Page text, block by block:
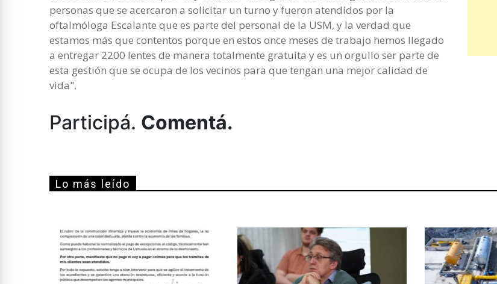
personas que se acercaron a solicitar un turno y fueron atendidos por la
oftalmóloga Escalante que es parte del personal de la USM, y la verdad que
estamos más que contentos porque en estos once meses de trabajo hemos llegado
a entregar 2200 lentes de manera totalmente gratuita y es un orgullo ser parte de
esta gestión que se ocupa de los vecinos para que tengan una mejor calidad de
vida".
Participá. Comentá.
Lo más leído